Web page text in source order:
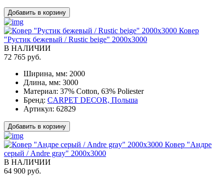
Добавить в корзину
Ковер
"Рустик бежевый / Rustic beige" 2000x3000
В НАЛИЧИИ
72 765 руб.
Ширина, мм: 2000
Длина, мм: 3000
Материал: 37% Cotton, 63% Poliester
Бренд: CARPET DECOR, Польша
Артикул: 62829
Добавить в корзину
Ковер "Андре
серый / Andre gray" 2000x3000
В НАЛИЧИИ
64 900 руб.